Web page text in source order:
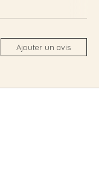
Ajouter un avis